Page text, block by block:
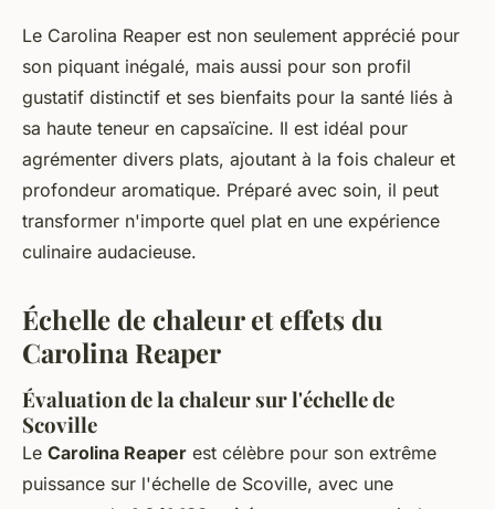
Le Carolina Reaper est non seulement apprécié pour
son piquant inégalé, mais aussi pour son profil
gustatif distinctif et ses bienfaits pour la santé liés à
sa haute teneur en capsaïcine. Il est idéal pour
agrémenter divers plats, ajoutant à la fois chaleur et
profondeur aromatique. Préparé avec soin, il peut
transformer n'importe quel plat en une expérience
culinaire audacieuse.
Échelle de chaleur et effets du
Carolina Reaper
Évaluation de la chaleur sur l'échelle de
Scoville
Le Carolina Reaper est célèbre pour son extrême
puissance sur l'échelle de Scoville, avec une